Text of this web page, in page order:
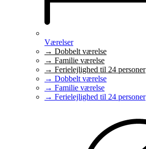
Værelser
→ Dobbelt værelse
→ Familie værelse
→ Ferielejlighed til 24 personer
→ Dobbelt værelse
→ Familie værelse
→ Ferielejlighed til 24 personer